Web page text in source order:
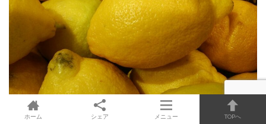
【まとめ】レモンの大量消費にはレモンの保存食を作ろう！
ホーム シェア メニュー TOPへ